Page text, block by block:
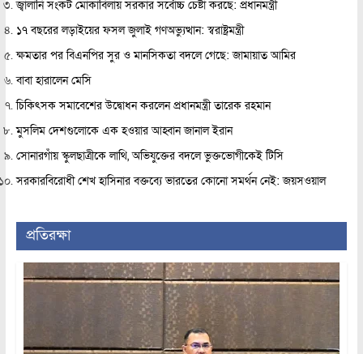
জ্বালানি সংকট মোকাবিলায় সরকার সর্বোচ্চ চেষ্টা করছে: প্রধানমন্ত্রী
১৭ বছরের লড়াইয়ের ফসল জুলাই গণঅভ্যুত্থান: স্বরাষ্ট্রমন্ত্রী
ক্ষমতার পর বিএনপির সুর ও মানসিকতা বদলে গেছে: জামায়াত আমির
বাবা হারালেন মেসি
চিকিৎসক সমাবেশের উদ্বোধন করলেন প্রধানমন্ত্রী তারেক রহমান
মুসলিম দেশগুলোকে এক হওয়ার আহ্বান জানাল ইরান
সোনারগাঁয় স্কুলছাত্রীকে লাথি, অভিযুক্তের বদলে ভুক্তভোগীকেই টিসি
সরকারবিরোধী শেখ হাসিনার বক্তব্যে ভারতের কোনো সমর্থন নেই: জয়সওয়াল
প্রতিরক্ষা